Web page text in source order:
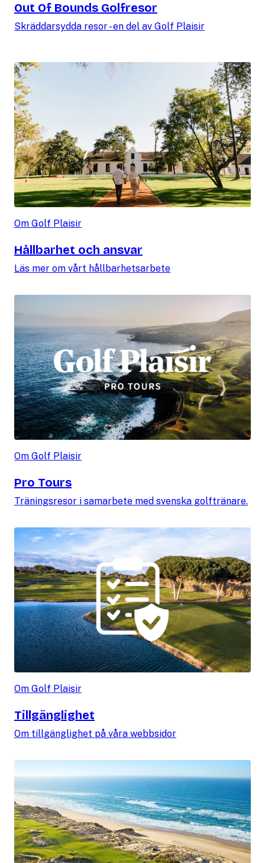
Out Of Bounds Golfresor
Skräddarsydda resor - en del av Golf Plaisir
Om Golf Plaisir
Hållbarhet och ansvar
Läs mer om vårt hållbarhetsarbete
Om Golf Plaisir
Pro Tours
Träningsresor i samarbete med svenska golftränare.
Om Golf Plaisir
Tillgänglighet
Om tillgänglighet på våra webbsidor